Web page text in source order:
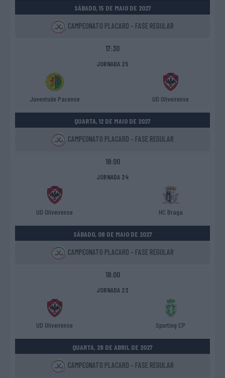
SÁBADO, 15 DE MAIO DE 2027
CAMPEONATO PLACARD - FASE REGULAR
17:30
JORNADA 25
Juventude Pacense UD Oliveirense
QUARTA, 12 DE MAIO DE 2027
CAMPEONATO PLACARD - FASE REGULAR
18:00
JORNADA 24
UD Oliveirense HC Braga
SÁBADO, 08 DE MAIO DE 2027
CAMPEONATO PLACARD - FASE REGULAR
18:00
JORNADA 23
UD Oliveirense Sporting CP
QUARTA, 28 DE ABRIL DE 2027
CAMPEONATO PLACARD - FASE REGULAR